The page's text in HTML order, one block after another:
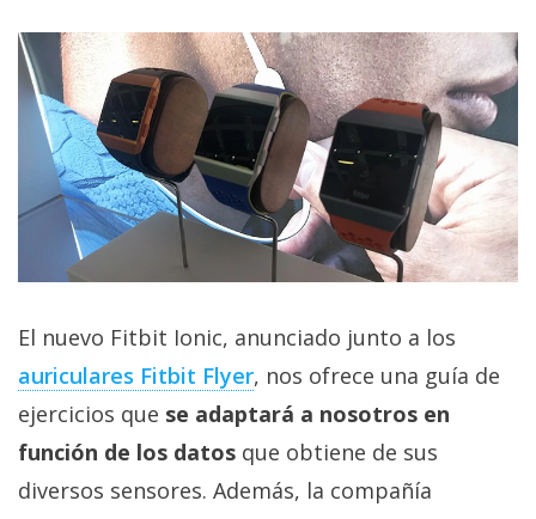
de
privacidad
/
Aviso
Legal
El medio de
comunicación
digital donde
noticias sobre
tecnología,
móviles,
ordenadores,
apps,
informática,
videojuegos,
comparativas,
El nuevo Fitbit Ionic, anunciado junto a los
auriculares Fitbit Flyer, nos ofrece una guía de
ejercicios que se adaptará a nosotros en
función de los datos que obtiene de sus
diversos sensores. Además, la compañía